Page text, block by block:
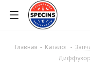
Главная - Каталог -
Диффузор